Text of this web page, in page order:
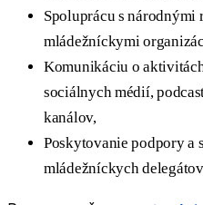
Spoluprácu s národnými
mládežníckymi
Komunikáciu o
sociálnych médií,
kanálov,
Poskytovanie podpory a
mládežníckych